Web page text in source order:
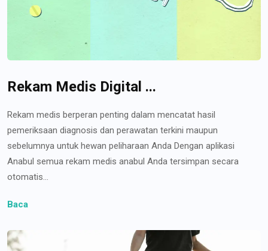
Rekam Medis Digital ...
Rekam medis berperan penting dalam mencatat hasil
pemeriksaan diagnosis dan perawatan terkini maupun
sebelumnya untuk hewan peliharaan Anda Dengan aplikasi
Anabul semua rekam medis anabul Anda tersimpan secara
otomatis...
Baca